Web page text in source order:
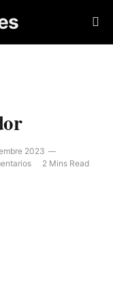
2023
2 Mins Read